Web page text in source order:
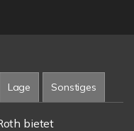
Lage Sonstiges
bietet